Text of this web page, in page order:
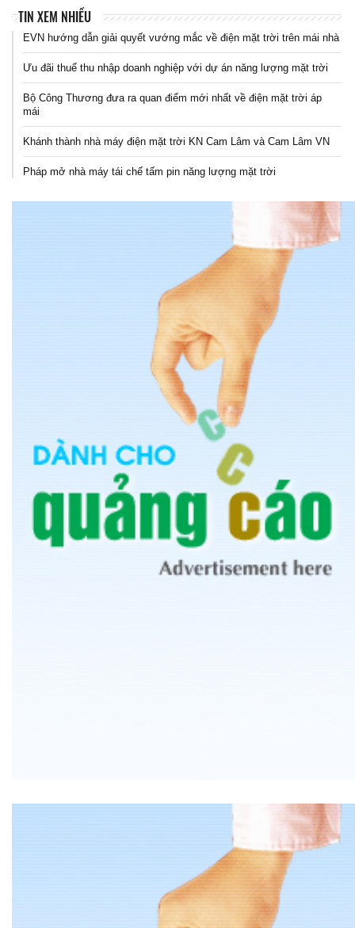
TIN XEM NHIỀU
EVN hướng dẫn giải quyết vướng mắc về điện mặt trời trên mái nhà
Ưu đãi thuế thu nhập doanh nghiệp với dự án năng lượng mặt trời
Bộ Công Thương đưa ra quan điểm mới nhất về điện mặt trời áp
mái
Khánh thành nhà máy điện mặt trời KN Cam Lâm và Cam Lâm VN
Pháp mở nhà máy tái chế tấm pin năng lượng mặt trời